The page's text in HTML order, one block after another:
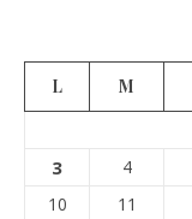
L M
3 4
10
11